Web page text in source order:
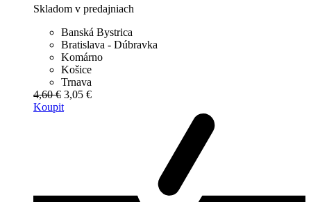
Skladom v predajniach
Banská Bystrica
Bratislava - Dúbravka
Komárno
Košice
Trnava
4,60 € 3,05 €
Koupit